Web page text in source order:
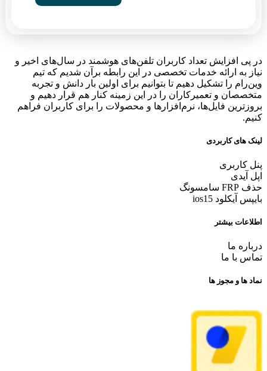
در پی افزایش تعداد کاربران تلفن‌های هوشمند در سال‌های اخیر و
نیاز به ارائه خدمات تخصصی در این رابطه برآن شدیم که تیم
وین‌رام را تشکیل دهیم تا بتوانیم برای اولین بار دانش و تجربه
متخصصان و تعمیرکاران را در این زمینه کنار هم قرار دهیم و
بروزترین فایل‌ها، نرم‌افزارها و محصولات را برای کاربران فراهم
کنیم.
لینک های کاربردی
پنل کاربری
اپل آیدی
حذف FRP سامسونگ
بایپس آیکلود ios15
اطلاعات بیشتر
درباره ما
تماس با ما
نماد ها و مجوز ها